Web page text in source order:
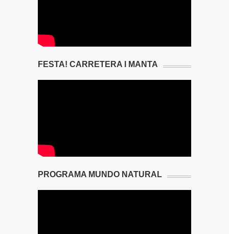
FESTA! CARRETERA I MANTA
PROGRAMA MUNDO NATURAL